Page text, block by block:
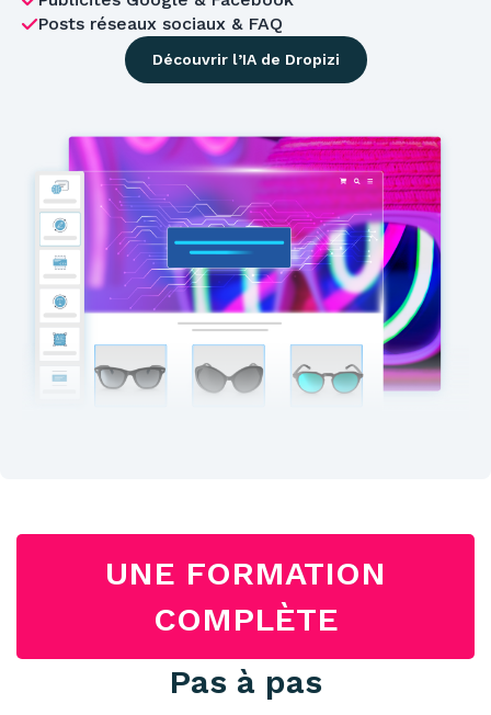
Posts réseaux sociaux & FAQ
Découvrir l’IA de Dropizi
UNE FORMATION
COMPLÈTE
Pas à pas